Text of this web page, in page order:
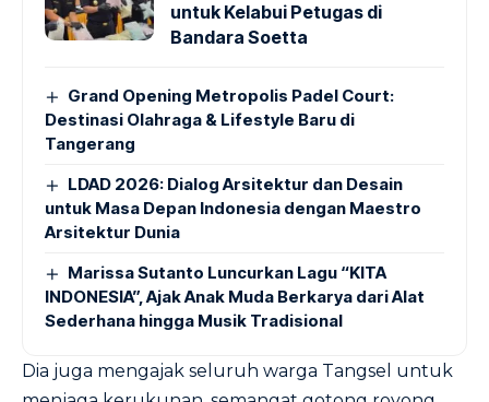
untuk Kelabui Petugas di
Bandara Soetta
Grand Opening Metropolis Padel Court:
Destinasi Olahraga & Lifestyle Baru di
Tangerang
LDAD 2026: Dialog Arsitektur dan Desain
untuk Masa Depan Indonesia dengan Maestro
Arsitektur Dunia
Marissa Sutanto Luncurkan Lagu “KITA
INDONESIA”, Ajak Anak Muda Berkarya dari Alat
Sederhana hingga Musik Tradisional
Dia juga mengajak seluruh warga Tangsel untuk